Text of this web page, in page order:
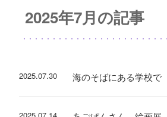
2025年7月の記事
2025.07.30 海のそばにある学校で